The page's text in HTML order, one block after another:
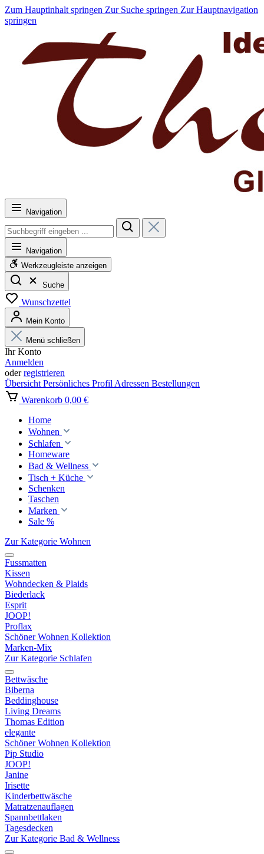
Zum Hauptinhalt springen Zur Suche springen Zur Hauptnavigation
springen
Navigation
Navigation
Werkzeugleiste anzeigen
Suche
Wunschzettel
Mein Konto
Menü schließen
Ihr Konto
Anmelden
oderregistrieren
Übersicht Persönliches Profil Adressen Bestellungen
Warenkorb 0,00 €
Home
Wohnen
Schlafen
Homeware
Bad & Wellness
Tisch + Küche
Schenken
Taschen
Marken
Sale %
Zur Kategorie Wohnen
Fussmatten
Kissen
Wohndecken & Plaids
Biederlack
Esprit
JOOP!
Proflax
Schöner Wohnen Kollektion
Marken-Mix
Zur Kategorie Schlafen
Bettwäsche
Biberna
Beddinghouse
Living Dreams
Thomas Edition
elegante
Schöner Wohnen Kollektion
Pip Studio
JOOP!
Janine
Irisette
Kinderbettwäsche
Matratzenauflagen
Spannbettlaken
Tagesdecken
Zur Kategorie Bad & Wellness